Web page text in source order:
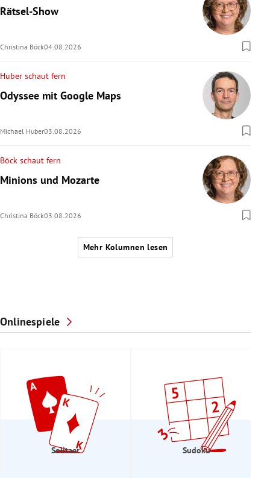
Rätsel-Show
Christina Böck04.08.2026
Huber schaut fern
Odyssee mit Google Maps
Michael Huber03.08.2026
Böck schaut fern
Minions und Mozarte
Christina Böck03.08.2026
Mehr Kolumnen lesen
Onlinespiele
Solitaer Sudoku